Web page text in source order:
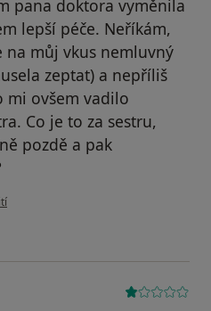
pana doktora vyměnila
lepší péče. Neříkám,
na můj vkus nemluvný
zeptat) a nepříliš
mi ovšem vadilo
Co je to za sestru,
pozdě a pak
Pacient